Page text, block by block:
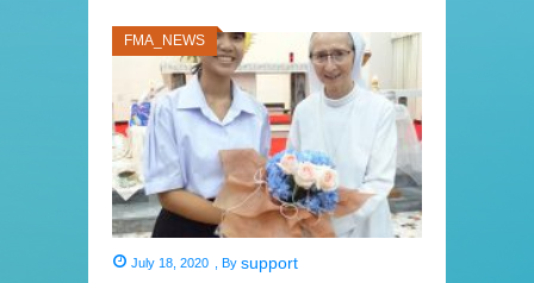
FMA_NEWS
July 18, 2020 , By support